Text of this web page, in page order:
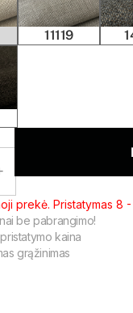
11119
prekė. Pristatymas 8 -
be pabrangimo!
kaina
grąžinimas